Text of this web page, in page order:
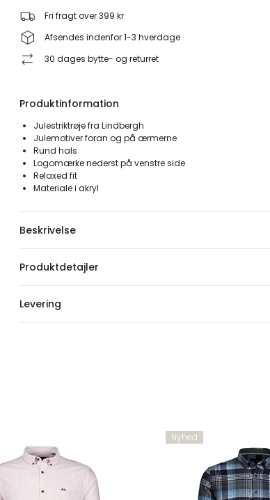
Fri fragt over 399 kr
Afsendes indenfor 1-3 hverdage
30 dages bytte- og returret
Produktinformation
Julestriktrøje fra Lindbergh
Julemotiver foran og på ærmerne
Rund hals
Logomærke nederst på venstre side
Relaxed fit
Materiale i akryl
Beskrivelse
Produktdetajler
Levering
Nyhed